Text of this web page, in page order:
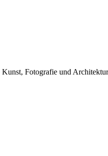
Fotografie und Architektur